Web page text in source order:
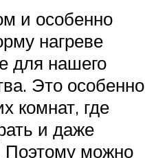
и особенно
нагреве
для нашего
Это особенно
комнат, где
и даже
Поэтому можно